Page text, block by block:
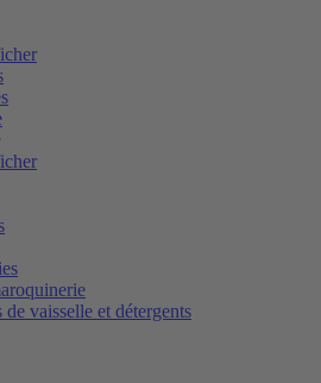
de vaisselle et détergents